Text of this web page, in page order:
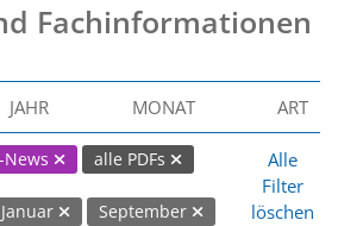
Fachinformationen
JAHR MONAT ART
News alle PDFs
Januar September
Alle
Filter
löschen